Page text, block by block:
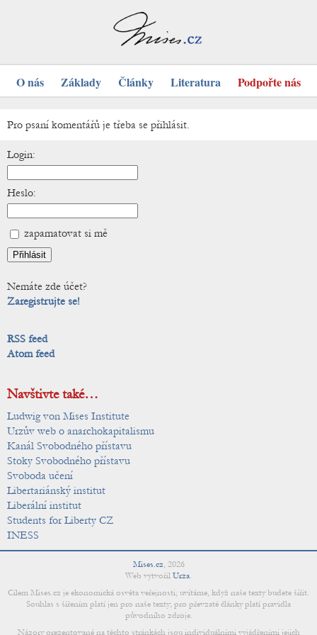
O nás Základy Články Literatura Podpořte nás
Pro psaní komentářů je třeba se přihlásit.
Login:
Heslo:
zapamatovat si mě
Nemáte zde účet?
Zaregistrujte se!
RSS feed
Atom feed
Navštivte také…
Ludwig von Mises Institute
Urzův web o anarchokapitalismu
Kanál Svobodného přístavu
Stoky Svobodného přístavu
Svoboda učení
Libertariánský institut
Liberální institut
Students for Liberty CZ
INESS
Mises.cz, 2026
Web vytvořil Urza.
Cílem Mises.cz je ekonomická osvěta veřejnosti; uvítáme, když naše texty budete šířit.
Souhlas s šířením platí jen pro naše texty; pro převzaté články platí pravidla
původního zdroje.
Názory prezentované na těchto stránkách jsou individuálními vyjádřeními jejich